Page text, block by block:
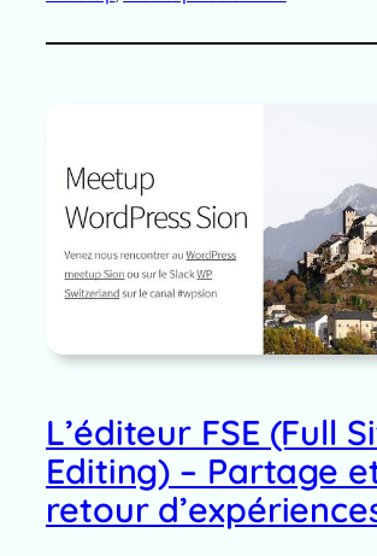
L’éditeur FSE (Full
Editing) – Partage
retour